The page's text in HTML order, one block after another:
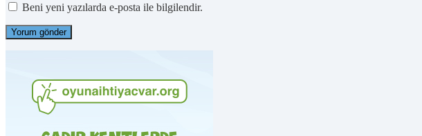
Beni yeni yazılarda e-posta ile bilgilendir.